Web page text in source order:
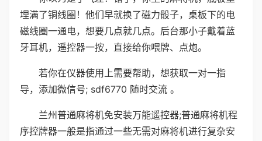
埋满了铜线圈！他们早就换了磁力骰子，桌板下的电
磁线圈一通电，想要几点就几点。后台那小子戴着蓝
牙耳机，遥控器一按，直接给你喂牌、点炮。
若你在仪器使用上需要帮助，想获取一对一指
导，添加微信号; sdf6770 随时交流 。
兰州普通麻将机免安装万能遥控器;普通麻将机程
序控牌器一般是指通过一些无需对麻将机进行复杂安